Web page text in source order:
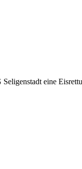
eine